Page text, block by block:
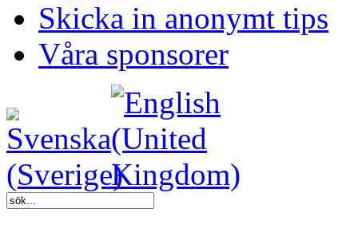
Skicka in anonymt tips
Våra sponsorer